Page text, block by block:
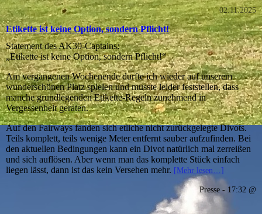
02.11.2025
Etikette ist keine Option, sondern Pflicht!
Statement des AK30-Captains:
„Etikette ist keine Option, sondern Pflicht!“
Am vergangenen Wochenende durfte ich wieder auf unserem
wunderschönen Platz spielen und musste leider feststellen, dass
manche grundlegenden Etikette-Regeln zunehmend in
Vergessenheit geraten.
Auf den Fairways fanden sich etliche nicht zurückgelegte Divots.
Teils komplett, teils wenige Meter entfernt sauber aufzufinden. Bei
den aktuellen Bedingungen kann ein Divot natürlich mal zerreißen
und sich auflösen. Aber wenn man das komplette Stück einfach
liegen lässt, dann ist das kein Versehen mehr. [Mehr lesen…]
Presse - 17:32 @